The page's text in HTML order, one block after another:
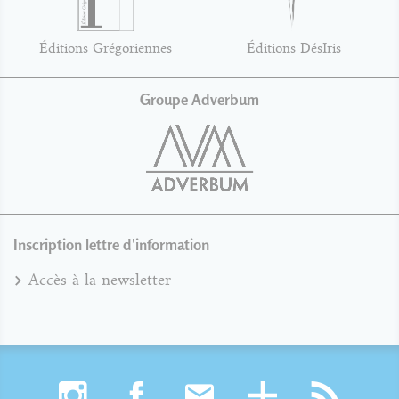
Éditions Grégoriennes Éditions DésIris
Groupe Adverbum
Inscription lettre d'information
Accès à la newsletter